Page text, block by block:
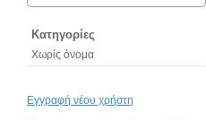
Κατηγορίες
Χωρίς όνομα
Εγγραφή νέου χρήστη